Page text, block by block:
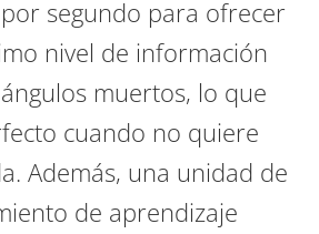
segundo para ofrecer
nivel de información
muertos, lo que
cuando no quiere
Además, una unidad de
de aprendizaje